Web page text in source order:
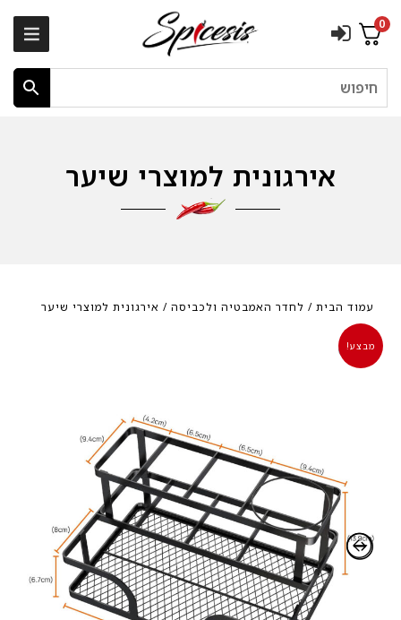
0
חיפוש
אירגונית למוצרי שיער
עמוד הבית / לחדר האמבטיה ולכביסה / אירגונית למוצרי שיער
מבצע!